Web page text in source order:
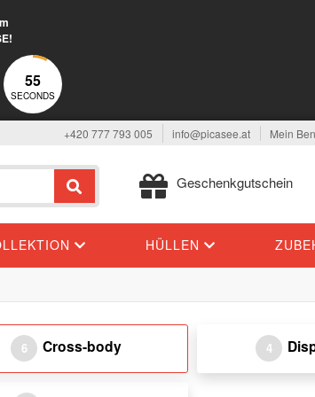
55
SECONDS
+420 777 793 005 info@picasee.at Mein
Geschenkgutschein
HÜLLEN
6 Cross-body 4